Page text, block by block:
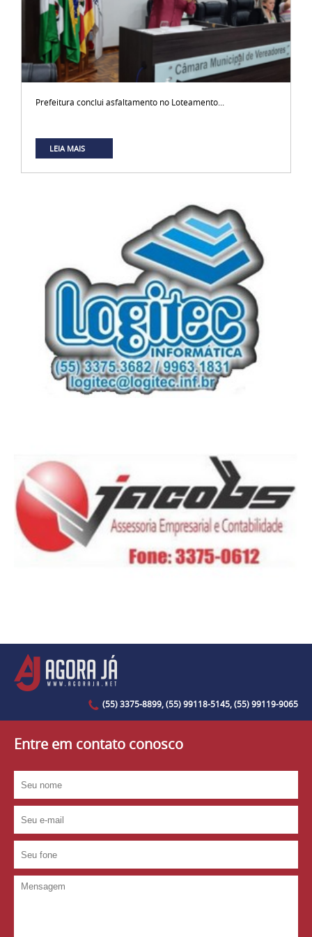
Prefeitura conclui asfaltamento no Loteamento...
LEIA MAIS
(55) 3375-8899, (55) 99118-5145, (55) 99119-9065
Entre em contato conosco